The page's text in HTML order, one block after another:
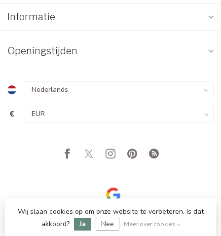
Informatie
Openingstijden
€
© Copyright 2026 Totale Showroom Leegverkoop! Tot 80%
Korting
Wij slaan cookies op om onze website te verbeteren. Is dat
akkoord?
Ja Nee Meer over cookies »